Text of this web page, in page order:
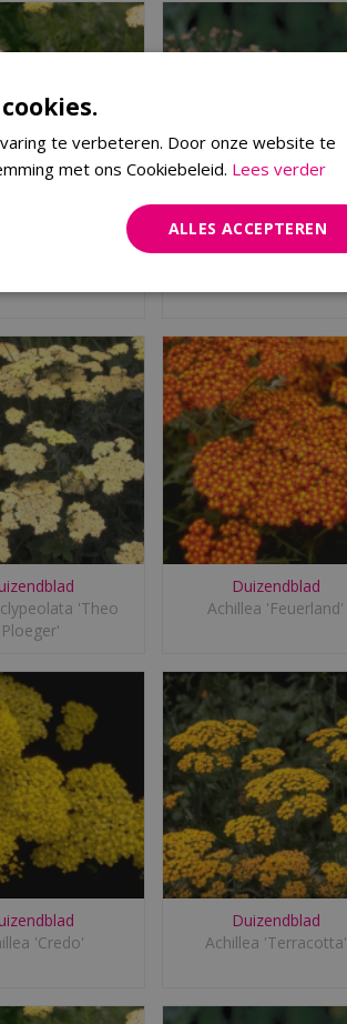
Duizendblad
'Theo
Ploeger'
Duizendblad
Achillea 'Feuerland'
'Credo'
Duizendblad
Achillea 'Terracotta'
te verbeteren. Door onze website te
met ons Cookiebeleid. Lees verder
ALLES ACCEPTEREN